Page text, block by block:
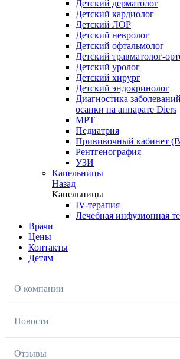
Детский дерматолог
Детский кардиолог
Детский ЛОР
Детский невролог
Детский офтальмолог
Детский травматолог-
Детский уролог
Детский хирург
Детский эндокринолог
Диагностика
осанки на аппарате Diers
МРТ
Педиатрия
Прививочный кабинет
Рентгенография
УЗИ
Капельницы
Назад
Капельницы
IV-терапия
Лечебная инфузионная
Врачи
Цены
Контакты
Детям
О компании
Новости
Отзывы